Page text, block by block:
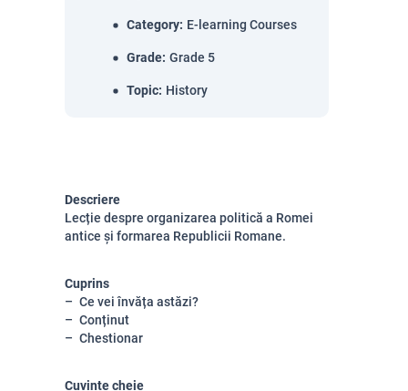
Category: E-learning Courses
Grade: Grade 5
Topic: History
Descriere
Lecție despre organizarea politică a Romei
antice și formarea Republicii Romane.
Cuprins
Ce vei învăța astăzi?
Conținut
Chestionar
Cuvinte cheie